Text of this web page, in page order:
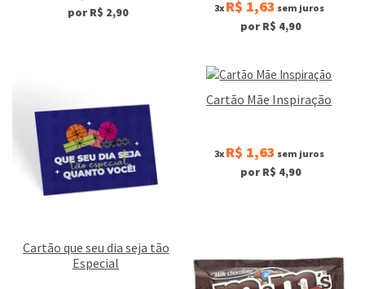
por R$ 2,90 3x R$ 1,63 sem juros
por R$ 4,90
Cartão que seu dia seja tão
Especial
Cartão Mãe Inspiração
3x R$ 1,63 sem juros
por R$ 4,90